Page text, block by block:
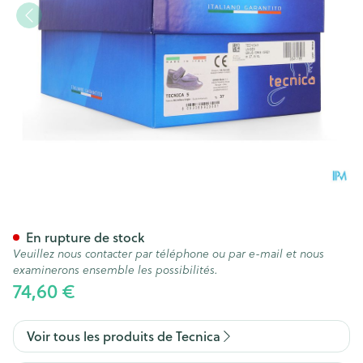
74,60 €
En rupture de stock
Veuillez nous contacter par téléphone ou par e-mail et nous
examinerons ensemble les possibilités.
Voir tous les produits de Tecnica